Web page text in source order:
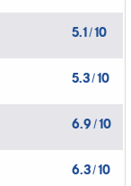
5.1/10
5.3/10
6.9 /10
6.3/10